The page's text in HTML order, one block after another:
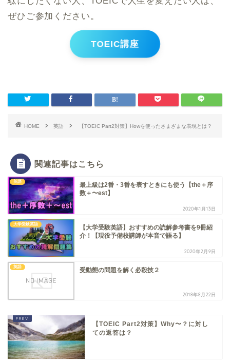
ぜひご参加ください。
TOEIC講座
HOME 英語 【TOEIC Part2対策】Howを使ったさまざまな表現とは？
関連記事はこちら
英語
最上級は2番・3番を表すときにも使う【the＋序
数＋〜est】
2020年1月13日
大学受験英語
【大学受験英語】おすすめの読解参考書を9冊紹
介！【現役予備校講師が本音で語る】
2020年2月9日
英語 受動態の問題を解く必殺技２
2018年8月22日
【TOEIC Part2対策】Why〜？に対し
ての返答は？